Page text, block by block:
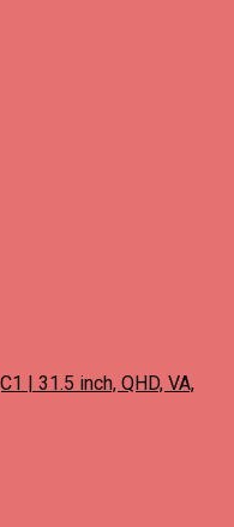
| 31.5 inch, QHD, VA,